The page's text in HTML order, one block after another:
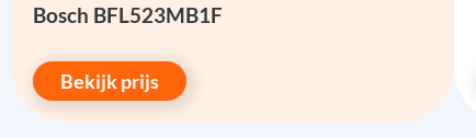
Bosch BFL523MB1F
Bekijk prijs